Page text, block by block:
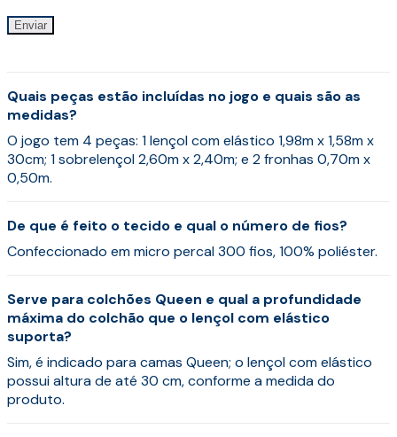
Quais peças estão incluídas no jogo e quais são as
medidas?
O jogo tem 4 peças: 1 lençol com elástico 1,98m x 1,58m x
30cm; 1 sobrelençol 2,60m x 2,40m; e 2 fronhas 0,70m x
0,50m.
De que é feito o tecido e qual o número de fios?
Confeccionado em micro percal 300 fios, 100% poliéster.
Serve para colchões Queen e qual a profundidade
máxima do colchão que o lençol com elástico
suporta?
Sim, é indicado para camas Queen; o lençol com elástico
possui altura de até 30 cm, conforme a medida do
produto.